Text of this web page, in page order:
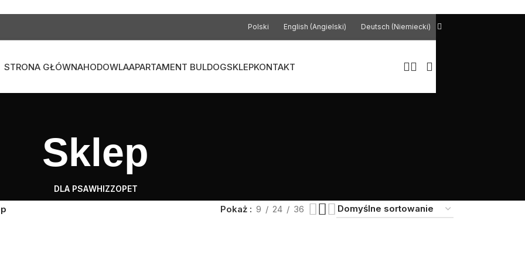
Polski English (Angielski) Deutsch (Niemiecki)
STRONA GŁÓWNAHODOWLAAPARTAMENT BULDOGSKLEPKONTAKT
Sklep
DLA PSAWHIZZOPET
Pokaż 9 24 36